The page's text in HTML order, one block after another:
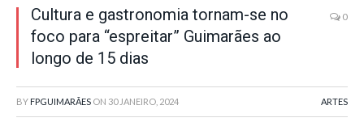
Cultura e gastronomia tornam-se no
foco para “espreitar” Guimarães ao
longo de 15 dias
0
BY FPGUIMARÃES ON 30 JANEIRO, 2024 ARTES